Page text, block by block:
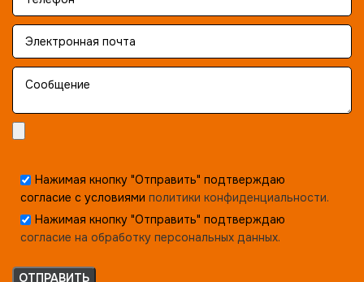
Нажимая кнопку "Отправить" подтверждаю
согласие с условиями политики конфиденциальности.
Нажимая кнопку "Отправить" подтверждаю
согласие на обработку персональных данных.